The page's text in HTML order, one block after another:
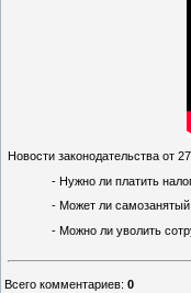
Новости законодательства от
- Нужно ли платить
- Может ли
- Можно ли уволить
Всего комментариев: 0